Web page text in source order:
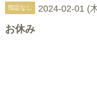
指定なし 2024-02-01 (
お休み